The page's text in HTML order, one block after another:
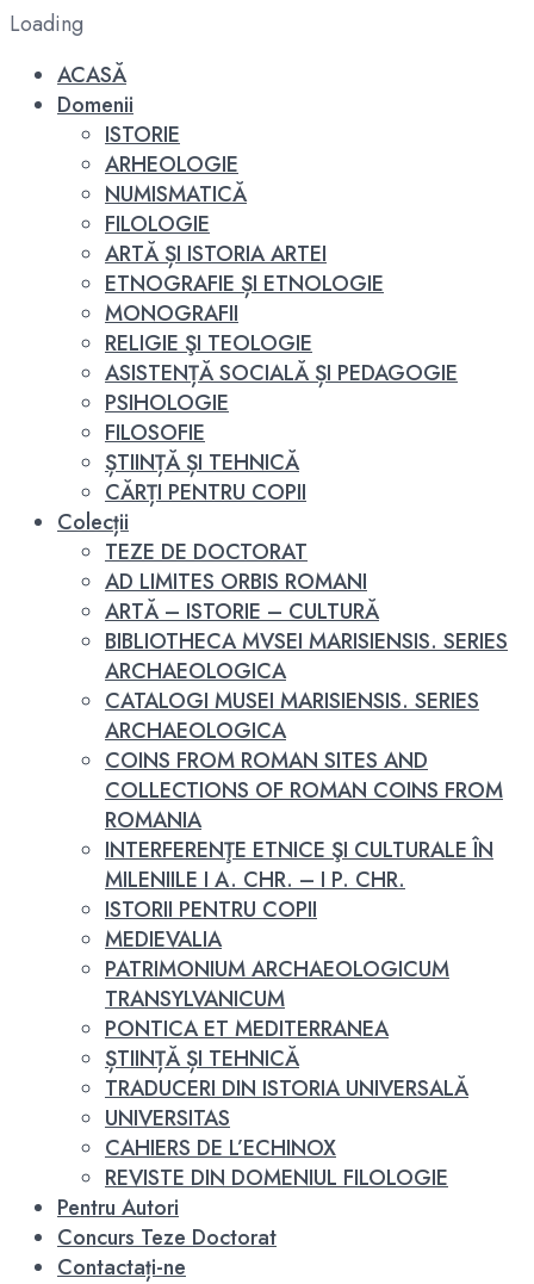
Loading
ACASĂ
Domenii
ISTORIE
ARHEOLOGIE
NUMISMATICĂ
FILOLOGIE
ARTĂ ȘI ISTORIA ARTEI
ETNOGRAFIE ȘI ETNOLOGIE
MONOGRAFII
RELIGIE ŞI TEOLOGIE
ASISTENȚĂ SOCIALĂ ȘI PEDAGOGIE
PSIHOLOGIE
FILOSOFIE
ȘTIINȚĂ ȘI TEHNICĂ
CĂRȚI PENTRU COPII
Colecții
TEZE DE DOCTORAT
AD LIMITES ORBIS ROMANI
ARTĂ – ISTORIE – CULTURĂ
BIBLIOTHECA MVSEI MARISIENSIS. SERIES
ARCHAEOLOGICA
CATALOGI MUSEI MARISIENSIS. SERIES
ARCHAEOLOGICA
COINS FROM ROMAN SITES AND
COLLECTIONS OF ROMAN COINS FROM
ROMANIA
INTERFERENŢE ETNICE ŞI CULTURALE ÎN
MILENIILE I A. CHR. – I P. CHR.
ISTORII PENTRU COPII
MEDIEVALIA
PATRIMONIUM ARCHAEOLOGICUM
TRANSYLVANICUM
PONTICA ET MEDITERRANEA
ȘTIINȚĂ ȘI TEHNICĂ
TRADUCERI DIN ISTORIA UNIVERSALĂ
UNIVERSITAS
CAHIERS DE L’ECHINOX
REVISTE DIN DOMENIUL FILOLOGIE
Pentru Autori
Concurs Teze Doctorat
Contactați-ne